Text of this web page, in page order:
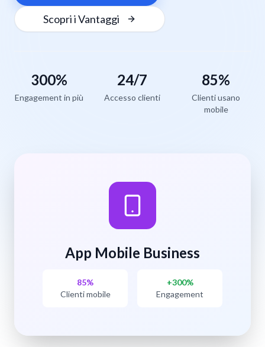
Scopri i Vantaggi
300%
Engagement in più
24/7
Accesso clienti
85%
Clienti usano
mobile
App Mobile Business
85%
Clienti mobile
+300%
Engagement